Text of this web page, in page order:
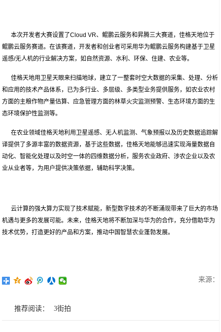
本次开发者大赛设置了Cloud VR、鲲鹏云服务和昇腾三大赛道，佳格天地位于
鲲鹏云服务赛道。在该赛道，开发者和创业者可采用华为鲲鹏云服务构建基于卫星
遥感/无人机的行业解决方案，如自然资源、水利、环保、住建、农业等。
佳格天地用卫星天眼来扫描地球，建立了一整套时空大数据的采集、处理、分析
和应用的技术产品体系，已为多行业、多层级、多类型业务提供服务，如农业农村
方面的主粮作物产量估算、应急管理方面的林草火灾监测预警、生态环境方面的生
态环境保护性监测等。
在农业领域佳格天地利用卫星遥感、无人机监测、气象预报以及历史数据追踪解
译提供了多源丰富的数据资源，基于这些数据，佳格天地能够迅速实现海量数据自
动化、智能化处理以及时空一体的四维数据分析，服务农业政府、涉农企业以及农
业从业者等，为用户提供决策依据，辅助科学决策。
云计算的强大算力实现了技术赋能，新型数字技术的不断涌现带来了巨大的市场
机遇与更多的发展可能。未来，佳格天地将不断加深与华为的合作，充分借助华为
技术优势，打造更好的产品和方案，推动中国智慧农业蓬勃发展。
来源：
推荐阅读： 3街拍